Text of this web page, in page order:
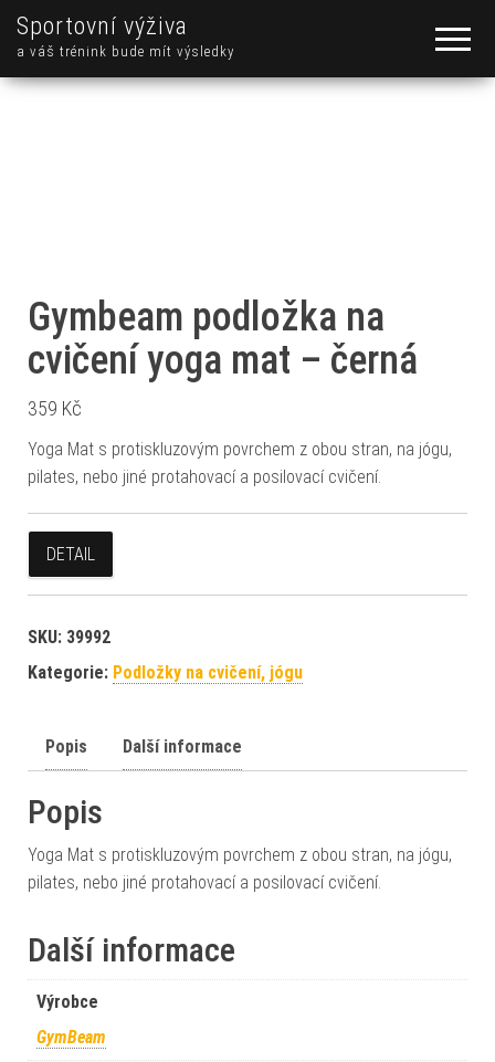
Sportovní výživa
a váš trénink bude mít výsledky
Gymbeam podložka na
cvičení yoga mat – černá
359 Kč
Yoga Mat s protiskluzovým povrchem z obou stran, na jógu,
pilates, nebo jiné protahovací a posilovací cvičení.
DETAIL
SKU: 39992
Kategorie: Podložky na cvičení, jógu
Popis Další informace
Popis
Yoga Mat s protiskluzovým povrchem z obou stran, na jógu,
pilates, nebo jiné protahovací a posilovací cvičení.
Další informace
Výrobce
GymBeam